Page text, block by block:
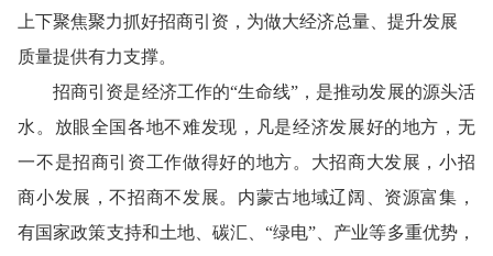
上下聚焦聚力抓好招商引资，为做大经济总量、提升发展
质量提供有力支撑。
招商引资是经济工作的“生命线”，是推动发展的源头活
水。放眼全国各地不难发现，凡是经济发展好的地方，无
一不是招商引资工作做得好的地方。大招商大发展，小招
商小发展，不招商不发展。内蒙古地域辽阔、资源富集，
有国家政策支持和土地、碳汇、“绿电”、产业等多重优势，